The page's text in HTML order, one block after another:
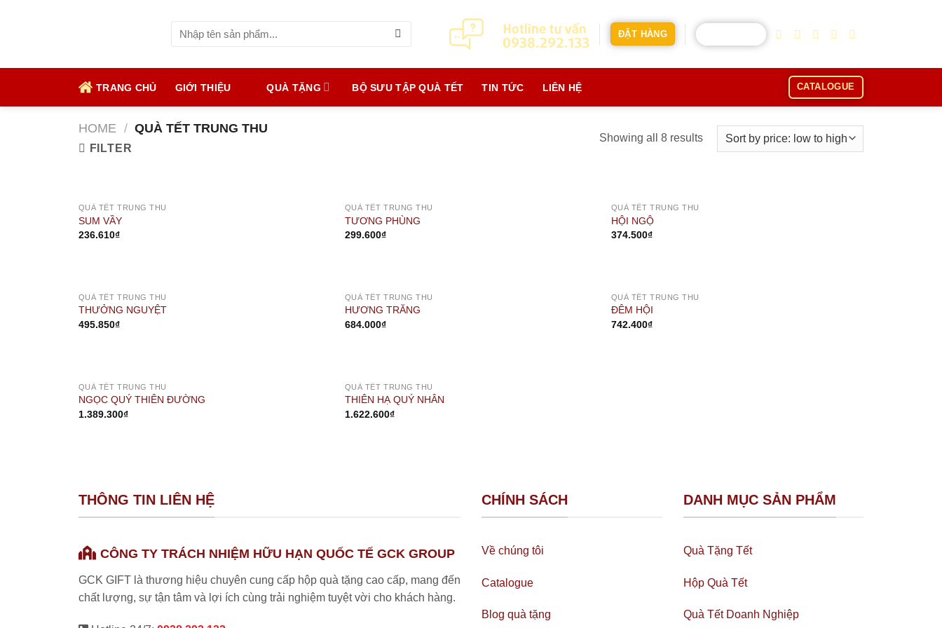
for:
ĐẶT HÀNG
TRANG CHỦ GIỚI THIỆU QUÀ TẶNG BỘ SƯU TẬP QUÀ TẾT TIN TỨC LIÊN HỆ CATALOGUE
HOME / QUÀ TẾT TRUNG THU
FILTER
Showing all 8 results
OUT OF STOCK
QUÀ TẾT TRUNG THU
SUM VẦY
236.610₫
OUT OF STOCK
QUÀ TẾT TRUNG THU
TƯƠNG PHÙNG
299.600₫
OUT OF STOCK
QUÀ TẾT TRUNG THU
HỘI NGỘ
374.500₫
OUT OF STOCK
QUÀ TẾT TRUNG THU
THƯỞNG NGUYỆT
495.850₫
OUT OF STOCK
QUÀ TẾT TRUNG THU
HƯƠNG TRĂNG
684.000₫
OUT OF STOCK
QUÀ TẾT TRUNG THU
ĐÊM HỘI
742.400₫
OUT OF STOCK
QUÀ TẾT TRUNG THU
NGỌC QUÝ THIÊN ĐƯỜNG
1.389.300₫
OUT OF STOCK
QUÀ TẾT TRUNG THU
THIÊN HẠ QUÝ NHÂN
1.622.600₫
THÔNG TIN LIÊN HỆ
CÔNG TY TRÁCH NHIỆM HỮU HẠN QUỐC TẾ GCK GROUP
GCK GIFT là thương hiệu chuyên cung cấp hộp quà tặng cao cấp, mang đến
chất lượng, sự tận tâm và lợi ích cùng trải nghiệm tuyệt vời cho khách hàng.
CHÍNH SÁCH
Về chúng tôi
Catalogue
Blog quà tặng
DANH MỤC SẢN PHẨM
Quà Tặng Tết
Hộp Quà Tết
Quà Tết Doanh Nghiệp